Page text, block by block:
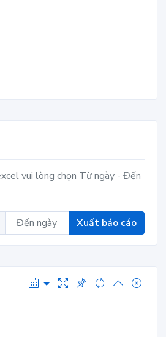
vui lòng chọn Từ ngày - Đến
Xuất báo cáo